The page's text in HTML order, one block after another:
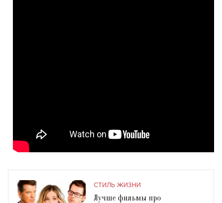
СТИЛЬ ЖИЗНИ
Лучше фильмы про